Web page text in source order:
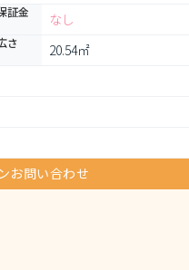
証金 なし
さ 20.54㎡
お問い合わせ